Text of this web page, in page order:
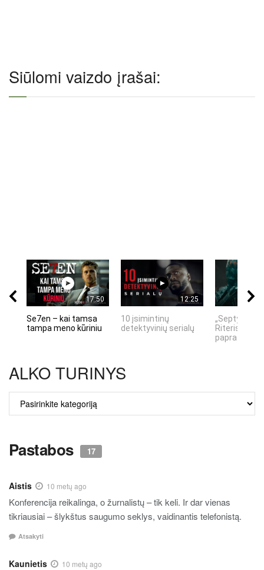
Siūlomi vaizdo įrašai:
17:50
Se7en – kai tamsa
tampa meno kūriniu
12:25
10 įsimintinų
detektyvinių serialų
„Septynių
Riteris" – kai
ALKO TURINYS
ALKO
TURINYS
Pastabos 17
Aistis 10 metų ago
Konferencija reikalinga, o žurnalistų – tik keli. Ir dar vienas
tikriausiai – šlykštus saugumo seklys, vaidinantis telefonistą.
Atsakyti
Kaunietis 10 metų ago